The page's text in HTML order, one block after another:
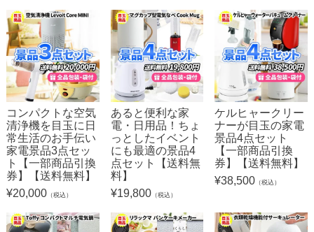
コンパクトな空気
清浄機を目玉に日
常生活のお手伝い
家電景品3点セッ
ト【一部商品引換
券】【送料無料】
¥20,000（税込）
あると便利な家
電・日用品！ちょ
っとしたイベント
にも最適の景品4
点セット【送料無
料】
¥19,800（税込）
ケルヒャークリー
ナーが目玉の家電
景品4点セット
【一部商品引換
券】【送料無料】
¥38,500 （税込）